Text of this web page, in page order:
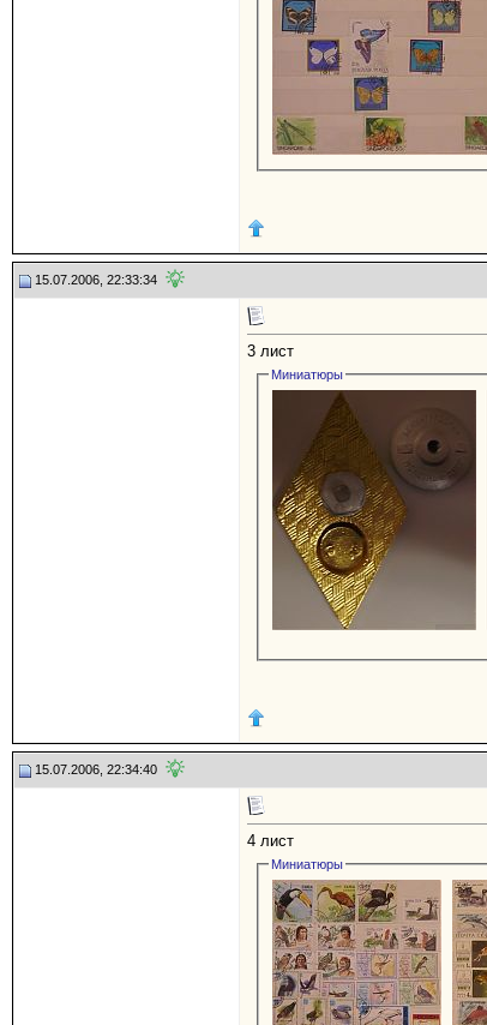
15.07.2006, 22:33:34
3 лист
Миниатюры
15.07.2006, 22:34:40
4 лист
Миниатюры